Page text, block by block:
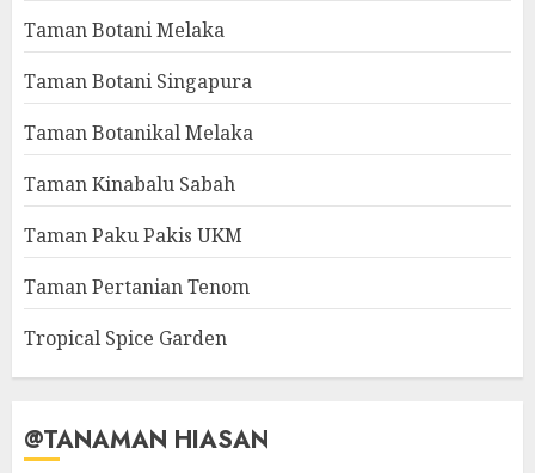
Taman Botani Melaka
Taman Botani Singapura
Taman Botanikal Melaka
Taman Kinabalu Sabah
Taman Paku Pakis UKM
Taman Pertanian Tenom
Tropical Spice Garden
@TANAMAN HIASAN